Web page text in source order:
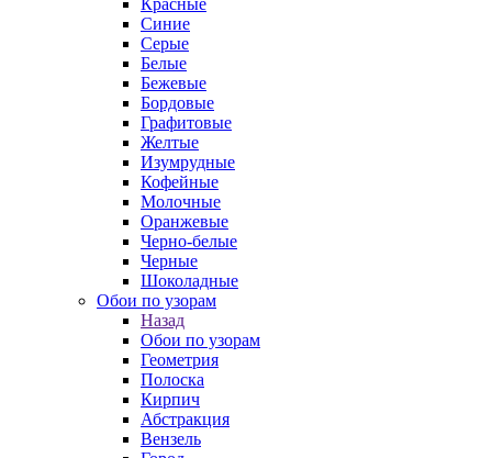
Красные
Синие
Серые
Белые
Бежевые
Бордовые
Графитовые
Желтые
Изумрудные
Кофейные
Молочные
Оранжевые
Черно-белые
Черные
Шоколадные
Обои по узорам
Назад
Обои по узорам
Геометрия
Полоска
Кирпич
Абстракция
Вензель